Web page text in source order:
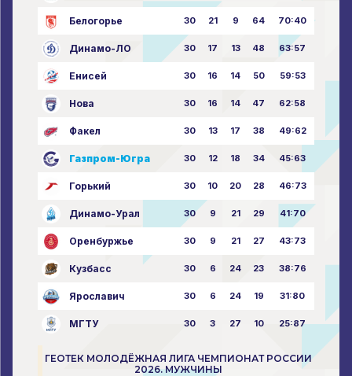
Белогорье 30 21 9 64 70:40
Динамо-ЛО 30 17 13 48 63:57
Енисей 30 16 14 50 59:53
Нова 30 16 14 47 62:58
Факел 30 13 17 38 49:62
Газпром-Югра 30 12 18 34 45:63
Горький 30 10 20 28 46:73
Динамо-Урал 30 9 21 29 41:70
Оренбуржье 30 9 21 27 43:73
Кузбасс 30 6 24 23 38:76
Ярославич 30 6 24 19 31:80
МГТУ 30 3 27 10 25:87
ГЕОТЕК МОЛОДЁЖНАЯ ЛИГА ЧЕМПИОНАТ РОССИИ
2026. МУЖЧИНЫ